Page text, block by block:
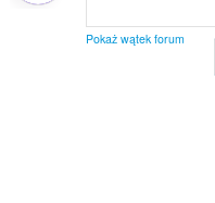
:
o
i
Pokaż wątek forum